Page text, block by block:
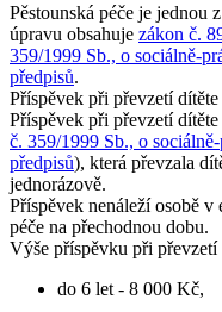
Pěstounská péče je jednou
úpravu obsahuje zákon č.
359/1999 Sb., o sociálně-
předpisů.
Příspěvek při převzetí
Příspěvek při převzetí
č. 359/1999 Sb., o
předpisů), která převzala
jednorázově.
Příspěvek nenáleží osobě
péče na přechodnou dobu.
Výše příspěvku při
do 6 let - 8 000 Kč,